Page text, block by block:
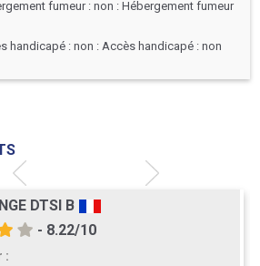
fumeur : non : Hébergement fumeur
handicapé : non : Accès handicapé : non
DTSI B
- 8.22/10
: